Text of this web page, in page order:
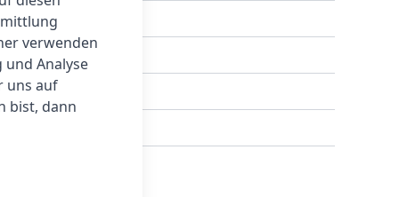
verwenden
und Analyse
uns auf
bist, dann